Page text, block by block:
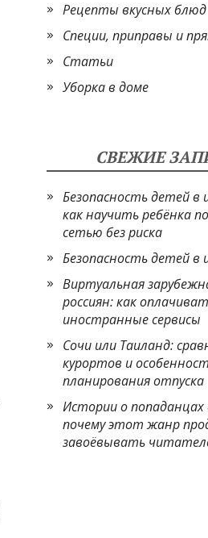
Рецепты вкусных блюд
Специи, приправы и
Статьи
Уборка в доме
СВЕЖИЕ
Безопасность детей
как научить ребёнка
сетью без риска
Безопасность детей
Виртуальная
россиян: как
иностранные сервисы
Сочи или Таиланд:
курортов и
планирования отпуска
Истории о
почему этот жанр
завоёвывать